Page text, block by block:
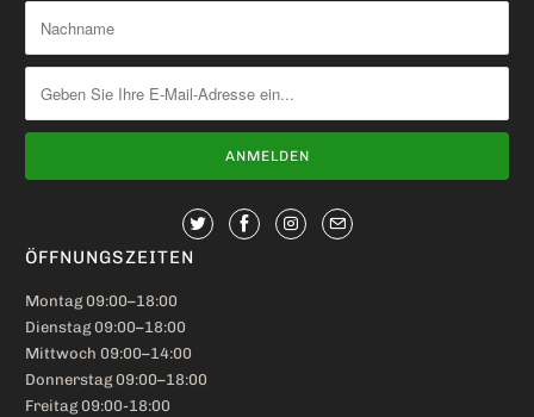
ÖFFNUNGSZEITEN
Montag 09:00–18:00
Dienstag 09:00–18:00
Mittwoch 09:00–14:00
Donnerstag 09:00–18:00
Freitag 09:00-18:00